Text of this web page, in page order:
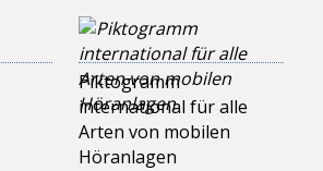
Piktogramm
international für alle
Arten von mobilen
Höranlagen